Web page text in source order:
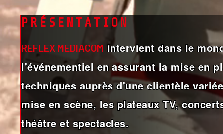
PRÉSENTATION
REFLEX MEDIACOM intervient dans le
l'événementiel en assurant la mise en
techniques auprès d'une clientèle
mise en scène, les plateaux TV,
théâtre et spectacles.